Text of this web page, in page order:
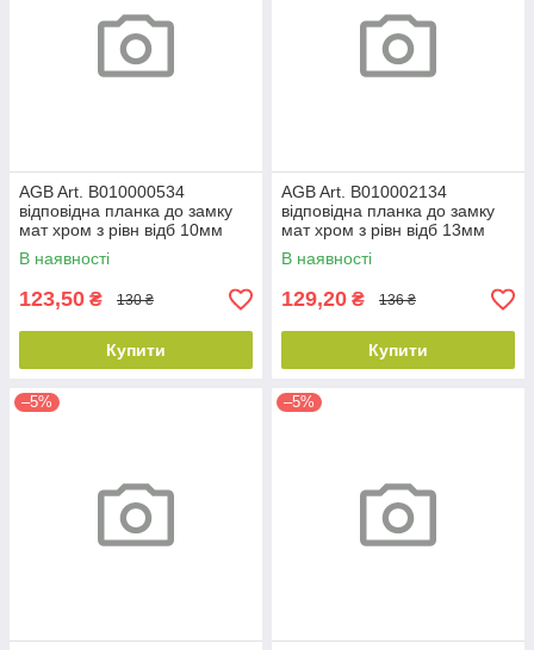
AGB Art. B010000534
відповідна планка до замку
мат хром з рівн відб 10мм
В наявності
123,50 ₴ 130 ₴
Купити
AGB Art. B010002134
відповідна планка до замку
мат хром з рівн відб 13мм
В наявності
129,20 ₴ 136 ₴
Купити
–5% –5%